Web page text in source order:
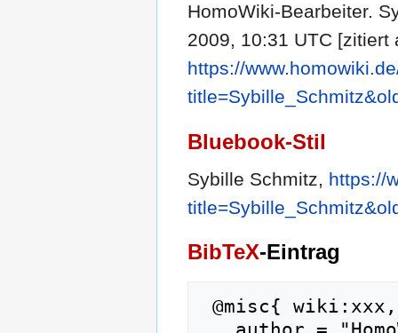
HomoWiki-Bearbeiter.
2009, 10:31 UTC [zitiert
https://
Bluebook-Stil
Sybille Schmitz, https://
BibTeX-Eintrag